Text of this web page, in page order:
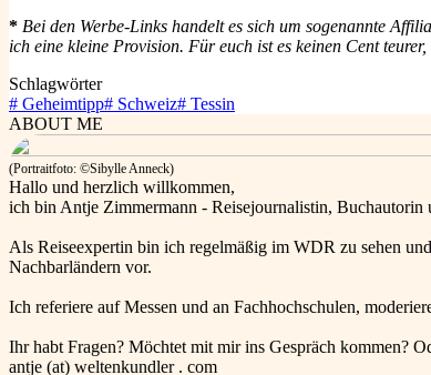
* Bei den Werbe-Links handelt es sich um sogenannte
ich eine kleine Provision. Für euch ist es keinen Cent
Schlagwörter
# Geheimtipp# Schweiz# Tessin
ABOUT ME
(Portraitfoto: ©Sibylle Anneck)
Hallo und herzlich willkommen,
ich bin Antje Zimmermann - Reisejournalistin,
Als Reiseexpertin bin ich regelmäßig im WDR zu sehen
Nachbarländern vor.
Ich referiere auf Messen und an Fachhochschulen,
Ihr habt Fragen? Möchtet mit mir ins Gespräch kommen?
antje (at) weltenkundler . com